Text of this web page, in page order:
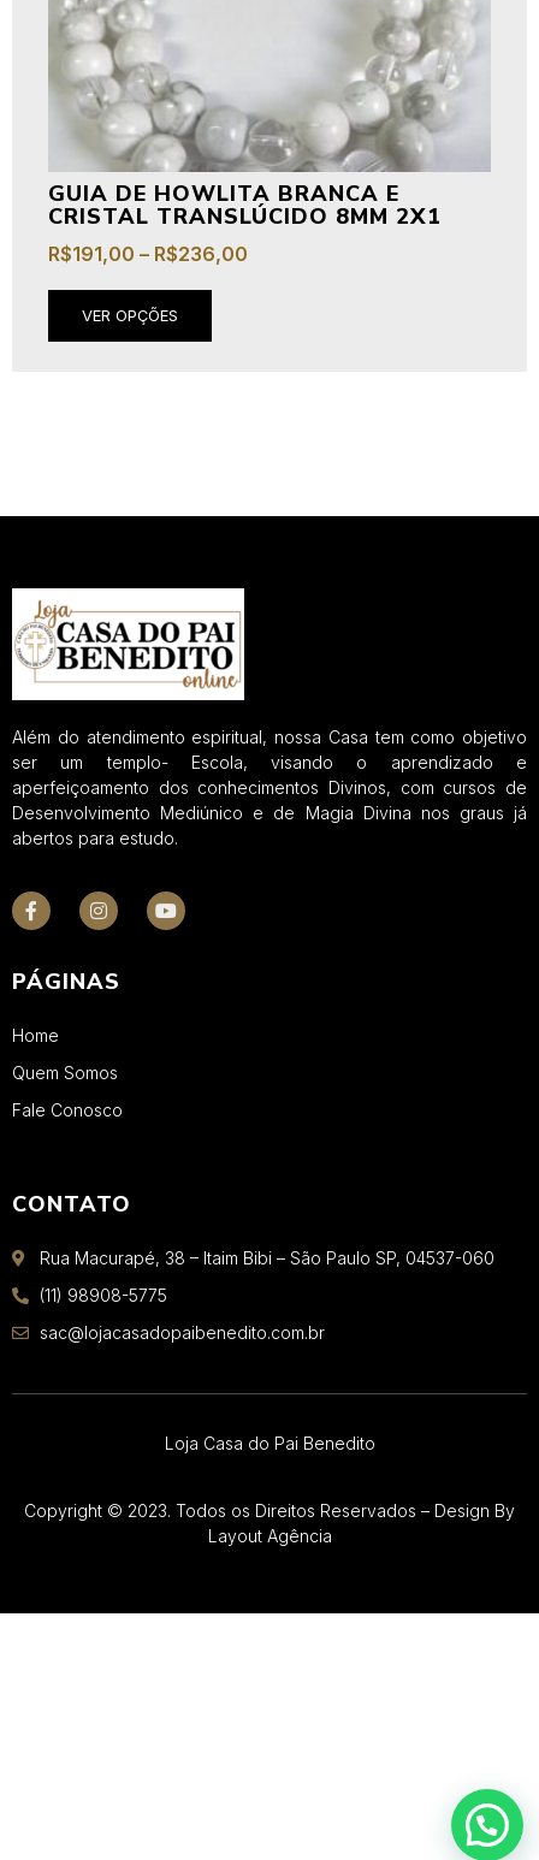
GUIA DE HOWLITA BRANCA E
CRISTAL TRANSLÚCIDO 8MM 2X1
R$191,00 – R$236,00
VER OPÇÕES
Além do atendimento espiritual, nossa Casa tem como objetivo
ser um templo- Escola, visando o aprendizado e
aperfeiçoamento dos conhecimentos Divinos, com cursos de
Desenvolvimento Mediúnico e de Magia Divina nos graus já
abertos para estudo.
PÁGINAS
Home
Quem Somos
Fale Conosco
CONTATO
Rua Macurapé, 38 – Itaim Bibi – São Paulo SP, 04537-060
(11) 98908-5775
sac@lojacasadopaibenedito.com.br
Loja Casa do Pai Benedito
Copyright © 2023. Todos os Direitos Reservados – Design By
Layout Agência